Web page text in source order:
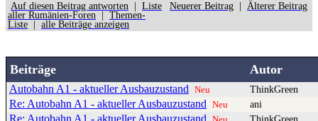
Auf diesen Beitrag antworten
Liste
aller Rumänien-Foren
Themen-
Liste
alle Beiträge anzeigen
Neuerer Beitrag Älterer Beitrag
Beiträge Autor
Autobahn A1 - aktueller Ausbauzustand Neu ThinkGreen
Re: Autobahn A1 - aktueller Ausbauzustand Neu ani